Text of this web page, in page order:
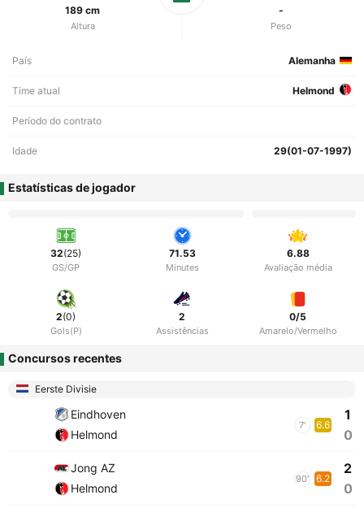
189 cm
Altura
-
Peso
País Alemanha
Time atual Helmond
Período do contrato
Idade 29(01-07-1997)
Estatísticas de jogador
32(25)
GS/GP
71.53
Minutes
6.88
Avaliação média
2(0)
Gols(P)
2
Assistências
0/5
Amarelo/Vermelho
Concursos recentes
Eerste Divisie
Eindhoven
Helmond
7' 6.6
1
0
Jong AZ
Helmond
90' 6.2
2
0